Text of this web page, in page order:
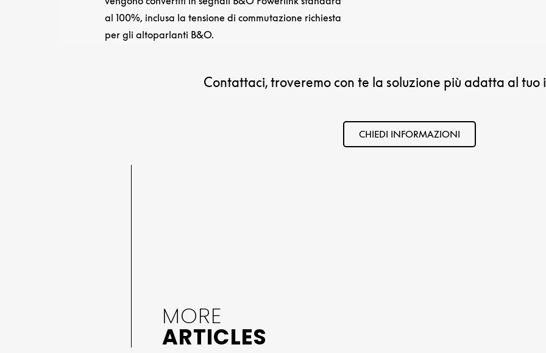
al 100%, inclusa la tensione di commutazione richiesta
per gli altoparlanti B&O.
Contattaci, troveremo con te la soluzione più adatta al tuo
CHIEDI INFORMAZIONI
MORE
ARTICLES